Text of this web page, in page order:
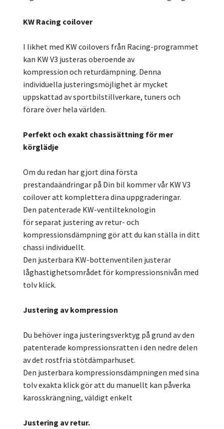
KW Racing coilover
I likhet med KW coilovers från Racing-programmet
kan KW V3 justeras oberoende av
kompression och returdämpning. Denna
individuella justeringsmöjlighet är mycket
uppskattad av sportbilstillverkare, tuners och
förare över hela världen.
Perfekt och exakt chassisättning för mer
körglädje
Om du redan har gjort dina första
prestandaändringar på Din bil kommer vår KW V3
coilover att komplettera dina uppgraderingar.
Den patenterade KW-ventilteknologin
för separat justering av retur- och
kompressionsdämpning gör att du kan ställa in ditt
chassi individuellt.
Den justerbara KW-bottenventilen justerar
låghastighetsområdet för kompressionsnivån med
tolv klick.
Justering av kompression
Du behöver inga justeringsverktyg på grund av den
patenterade kompressionsratten i den nedre delen
av det rostfria stötdämparhuset.
Den justerbara kompressionsdämpningen med sina
tolv exakta klick gör att du manuellt kan påverka
karosskrängning, väldigt enkelt
Justering av retur.